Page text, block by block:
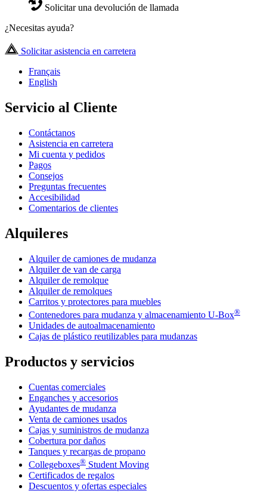
Solicitar una devolución de llamada
¿Necesitas ayuda?
Solicitar asistencia en carretera
Français
English
Servicio al Cliente
Contáctanos
Asistencia en carretera
Mi cuenta y pedidos
Pagos
Consejos
Preguntas frecuentes
Accesibilidad
Comentarios de clientes
Alquileres
Alquiler de camiones de mudanza
Alquiler de van de carga
Alquiler de remolque
Alquiler de remolques
Carritos y protectores para muebles
Contenedores para mudanza y almacenamiento U-Box®
Unidades de autoalmacenamiento
Cajas de plástico reutilizables para mudanzas
Productos y servicios
Cuentas comerciales
Enganches y accesorios
Ayudantes de mudanza
Venta de camiones usados
Cajas y suministros de mudanza
Cobertura por daños
Tanques y recargas de propano
Collegeboxes® Student Moving
Certificados de regalos
Descuentos y ofertas especiales